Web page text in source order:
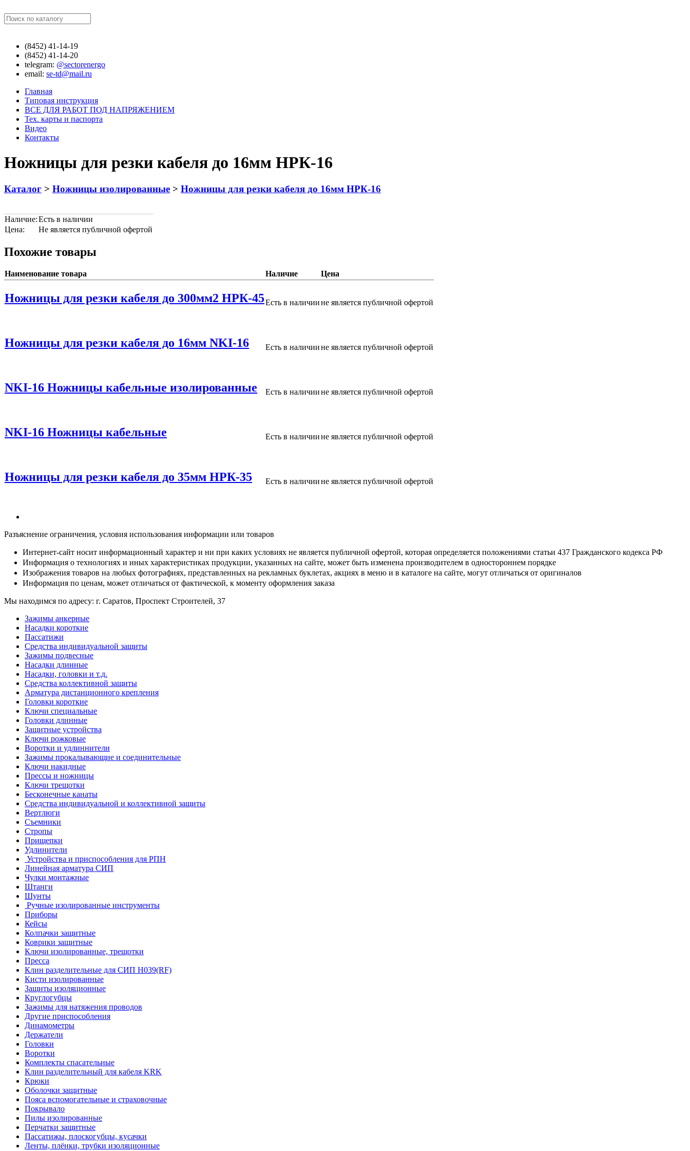
Найти
(8452) 41-14-19
(8452) 41-14-20
telegram: @sectorenergo
email: se-td@mail.ru
Главная
Типовая инструкция
ВСЕ ДЛЯ РАБОТ ПОД НАПРЯЖЕНИЕМ
Тех. карты и паспорта
Видео
Контакты
Ножницы для резки кабеля до 16мм НРК-16
Каталог > Ножницы изолированные > Ножницы для резки кабеля до 16мм НРК-16
Наличие:Есть в наличии
Цена:
Не является публичной офертой
Похожие товары
Наименование товара Наличие Цена
Ножницы для резки кабеля до 300мм2 НРК-45Есть в наличиине является публичной офертой
Ножницы для резки кабеля до 16мм NKI-16 Есть в наличиине является публичной офертой
NKI-16 Ножницы кабельные изолированные Есть в наличиине является публичной офертой
NKI-16 Ножницы кабельные Есть в наличиине является публичной офертой
Ножницы для резки кабеля до 35мм НРК-35 Есть в наличиине является публичной офертой
Разъяснение ограничения, условия использования информации или товаров
Интернет-сайт носит информационный характер и ни при каких условиях не является публичной офертой, которая определяется положениями статьи 437 Гражданского кодекса РФ
Информация о технологиях и иных характеристиках продукции, указанных на сайте, может быть изменена производителем в одностороннем порядке
Изображения товаров на любых фотографиях, представленных на рекламных буклетах, акциях в меню и в каталоге на сайте, могут отличаться от оригиналов
Информация по ценам, может отличаться от фактической, к моменту оформления заказа
Мы находимся по адресу: г. Саратов, Проспект Строителей, 37
Зажимы анкерные
Насадки короткие
Пассатижи
Средства индивидуальной защиты
Зажимы подвесные
Насадки длинные
Насадки, головки и т.д.
Средства коллективной защиты
Арматура дистанционного крепления
Головки короткие
Ключи специальные
Головки длинные
Защитные устройства
Ключи рожковые
Воротки и удлиннители
Зажимы прокалывающие и соединительные
Ключи накидные
Прессы и ножницы
Ключи трещотки
Бесконечные канаты
Средства индивидуальной и коллективной защиты
Вертлюги
Съемники
Стропы
Прищепки
Удлинители
Устройства и приспособления для РПН
Линейная арматура СИП
Чулки монтажные
Штанги
Шунты
Ручные изолированные инструменты
Приборы
Кейсы
Колпачки защитные
Коврики защитные
Ключи изолированные, трещотки
Пресса
Клин разделительные для СИП Н039(RF)
Кисти изолированные
Защиты изоляционные
Круглогубцы
Зажимы для натяжения проводов
Другие приспособления
Динамометры
Держатели
Головки
Воротки
Комплекты спасательные
Клин разделительный для кабеля KRK
Крюки
Оболочки защитные
Пояса вспомогательные и страховочные
Покрывало
Пилы изолированные
Перчатки защитные
Пассатижы, плоскогубцы, кусачки
Ленты, плёнки, трубки изоляционные